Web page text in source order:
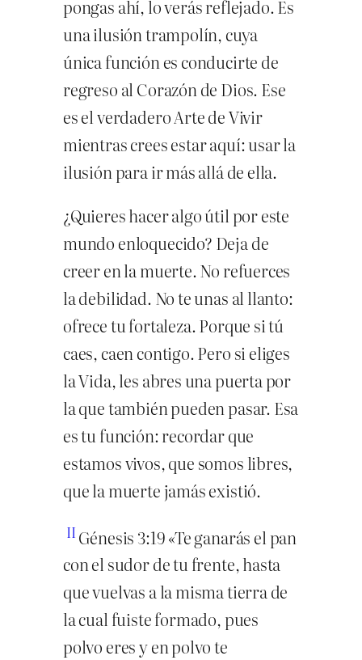
pongas ahí, lo verás reflejado. Es
una ilusión trampolín, cuya
única función es conducirte de
regreso al Corazón de Dios. Ese
es el verdadero Arte de Vivir
mientras crees estar aquí: usar la
ilusión para ir más allá de ella.
¿Quieres hacer algo útil por este
mundo enloquecido? Deja de
creer en la muerte. No refuerces
la debilidad. No te unas al llanto:
ofrece tu fortaleza. Porque si tú
caes, caen contigo. Pero si eliges
la Vida, les abres una puerta por
la que también pueden pasar. Esa
es tu función: recordar que
estamos vivos, que somos libres,
que la muerte jamás existió.
II Génesis 3:19 «Te ganarás el pan
con el sudor de tu frente, hasta
que vuelvas a la misma tierra de
la cual fuiste formado, pues
polvo eres y en polvo te